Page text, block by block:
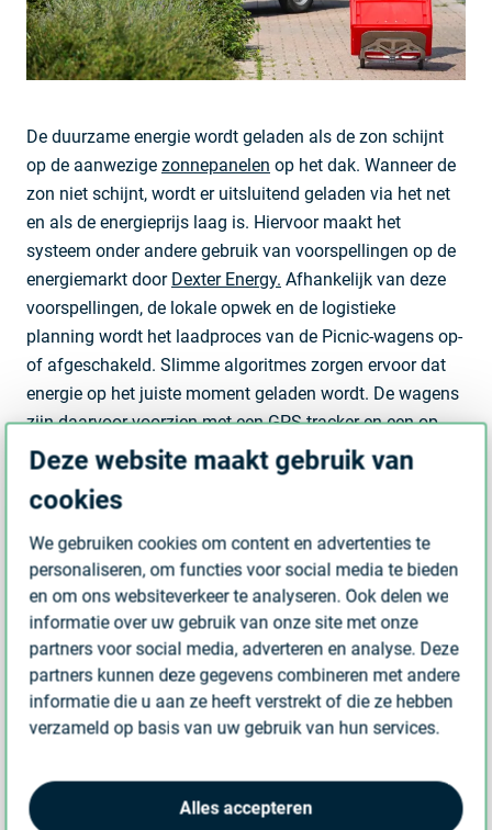
Deze website maakt gebruik van
cookies
We gebruiken cookies om content en advertenties te
personaliseren, om functies voor social media te bieden
en om ons websiteverkeer te analyseren. Ook delen we
informatie over uw gebruik van onze site met onze
partners voor social media, adverteren en analyse. Deze
partners kunnen deze gegevens combineren met andere
informatie die u aan ze heeft verstrekt of die ze hebben
verzameld op basis van uw gebruik van hun services.
Alles accepteren
De duurzame energie wordt geladen als de zon schijnt
op de aanwezige zonnepanelen op het dak. Wanneer de
zon niet schijnt, wordt er uitsluitend geladen via het net
en als de energieprijs laag is. Hiervoor maakt het
systeem onder andere gebruik van voorspellingen op de
energiemarkt door Dexter Energy. Afhankelijk van deze
voorspellingen, de lokale opwek en de logistieke
planning wordt het laadproces van de Picnic-wagens op-
of afgeschakeld. Slimme algoritmes zorgen ervoor dat
energie op het juiste moment geladen wordt. De wagens
zijn daarvoor voorzien met een GPS-tracker en een op
afstand bestuurbare accu. Picnic coördineerde de pilot
en was verantwoordelijk voor de investeringen.
Het project is gesteund door de Rijksoverheid middels
een DKTI- subsidie gezien het innovatieve karakter. Voor
alle betrokken partijen weer een mooie stap om
Nederland nog verder vooruit te helpen in de
energietransitie.
TAGS:E-MOBILITY INNOVATIE ENERGIETRANSITIE